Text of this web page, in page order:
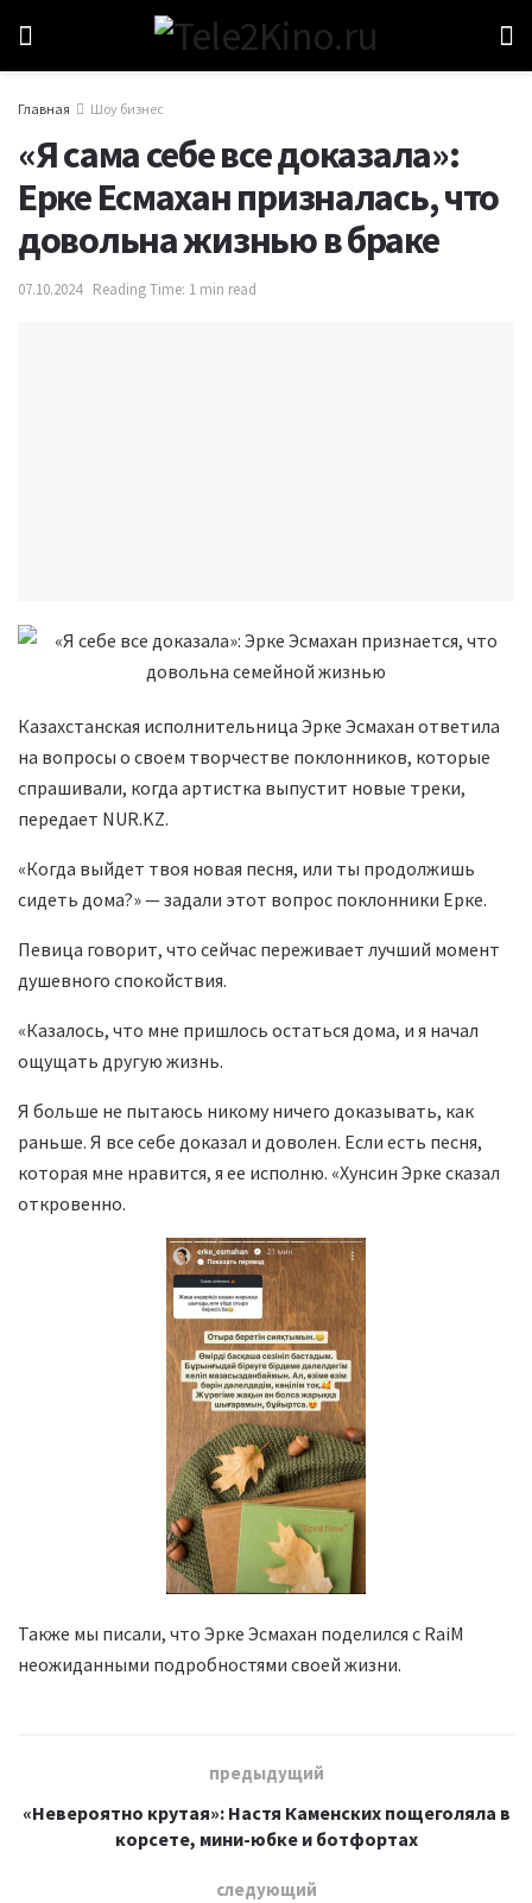
Главная Шоу бизнес
«Я сама себе все доказала»:
Ерке Есмахан призналась, что
довольна жизнью в браке
07.10.2024 Reading Time: 1 min read
Казахстанская исполнительница Эрке Эсмахан ответила
на вопросы о своем творчестве поклонников, которые
спрашивали, когда артистка выпустит новые треки,
передает NUR.KZ.
«Когда выйдет твоя новая песня, или ты продолжишь
сидеть дома?» — задали этот вопрос поклонники Ерке.
Певица говорит, что сейчас переживает лучший момент
душевного спокойствия.
«Казалось, что мне пришлось остаться дома, и я начал
ощущать другую жизнь.
Я больше не пытаюсь никому ничего доказывать, как
раньше. Я все себе доказал и доволен. Если есть песня,
которая мне нравится, я ее исполню. «Хунсин Эрке сказал
откровенно.
Также мы писали, что Эрке Эсмахан поделился с RaiM
неожиданными подробностями своей жизни.
предыдущий
«Невероятно крутая»: Настя Каменских пощеголяла в
корсете, мини-юбке и ботфортах
следующий